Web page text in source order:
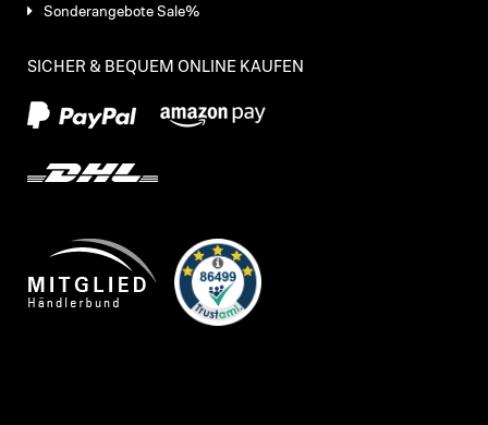
Sonderangebote Sale%
SICHER & BEQUEM ONLINE KAUFEN